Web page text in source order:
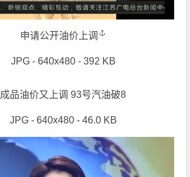
申请公开油价上调
JPG - 640x480 - 392 KB
成品油价又上调 93号汽油破8
JPG - 640x480 - 46.0 KB